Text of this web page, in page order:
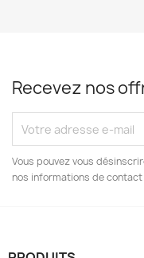
Recevez nos
Vous pouvez vous
nos informations de